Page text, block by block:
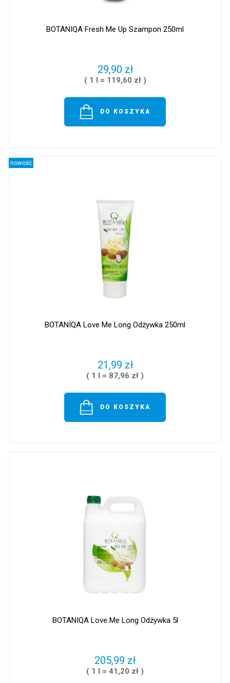
BOTANIQA Fresh Me Up Szampon 250ml
29,90 zł
( 1 l = 119,60 zł )
DO KOSZYKA
BOTANIQA Love Me Long Odżywka 250ml
21,99 zł
( 1 l = 87,96 zł )
DO KOSZYKA
nowość
BOTANIQA Love Me Long Odżywka 5l
205,99 zł
( 1 l = 41,20 zł )